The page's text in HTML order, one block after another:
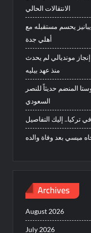
الانتقالات الحالي
يحسم مستقبله مع
أهلي جدة
مونديالي لم يحدث
منذ عهد بيليه
المنضم حديثاً للنصر
السعودي
تركيا.. إليك التفاصيل
ميسي بعد وفاة والده
Archives
August 2026
July 2026